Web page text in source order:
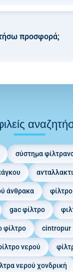
προσφορά;
σύστημα
άνθρακα
gac φίλτρο
φίλτρο cintropur
νερού
νερού χονδρική